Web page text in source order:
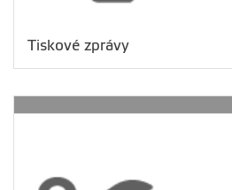
Tiskové zprávy